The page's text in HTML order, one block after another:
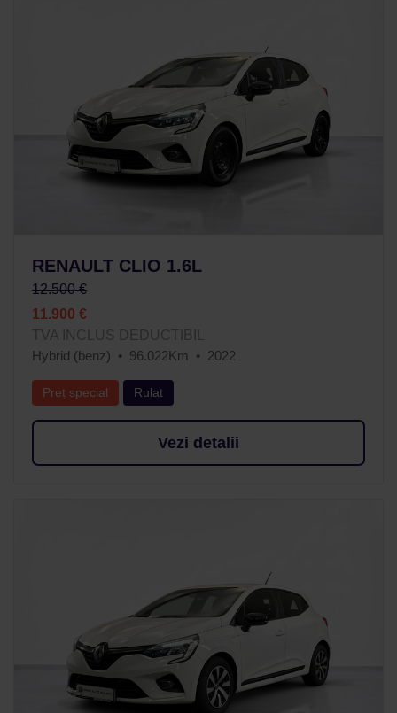
RENAULT CLIO 1.6L
12.500 €
11.900 €
TVA INCLUS DEDUCTIBIL
Hybrid (benz)
96.022Km 2022
Preț special Rulat
Vezi detalii